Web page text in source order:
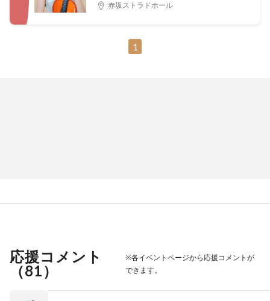
赤坂ストラドホール
1
応援コメント
（81）
※各イベントページから応援コメントが
できます。